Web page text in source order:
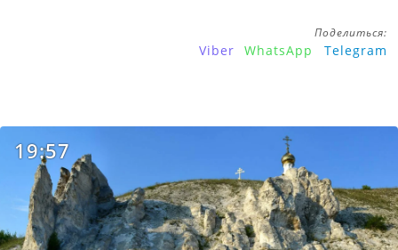
Поделиться:
Viber WhatsApp Telegram
19:57